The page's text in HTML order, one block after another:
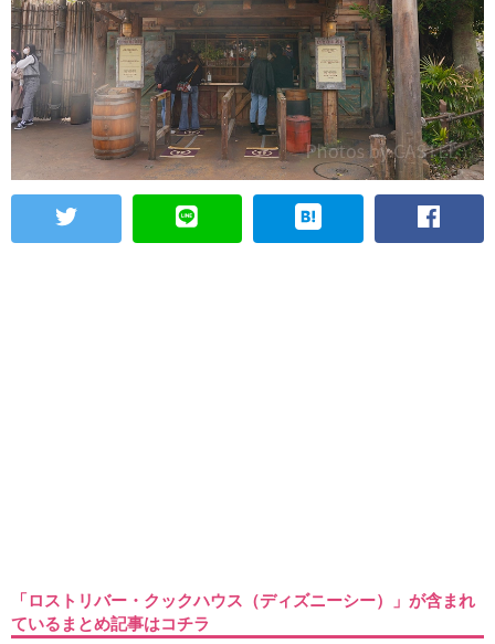
「ロストリバー・クックハウス（ディズニーシー）」が含まれ
ているまとめ記事はコチラ